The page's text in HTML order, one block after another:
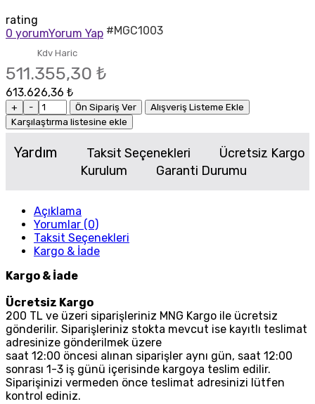
rating
0 yorumYorum Yap #MGC1003
Kdv Haric
511.355,30 ₺
613.626,36 ₺
+ - Ön Sipariş Ver
Alışveriş Listeme Ekle
Karşılaştırma listesine ekle
Yardım Taksit Seçenekleri
Ücretsiz Kargo
Kurulum
Garanti Durumu
Açıklama
Yorumlar (0)
Taksit Seçenekleri
Kargo & İade
Kargo & İade
Ücretsiz Kargo
200 TL ve üzeri siparişleriniz MNG Kargo ile ücretsiz
gönderilir. Siparişleriniz stokta mevcut ise kayıtlı teslimat
adresinize gönderilmek üzere
saat 12:00 öncesi alınan siparişler aynı gün, saat 12:00
sonrası 1-3 iş günü içerisinde kargoya teslim edilir.
Siparişinizi vermeden önce teslimat adresinizi lütfen
kontrol ediniz.